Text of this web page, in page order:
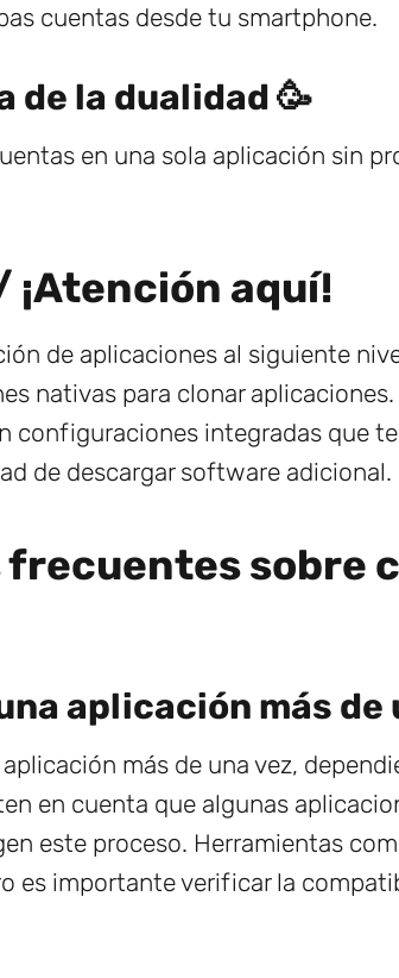
cuentas desde tu smartphone.
de la dualidad 🥳
en una sola aplicación sin
¡Atención aquí!
de aplicaciones al siguiente
nativas para clonar
configuraciones integradas que
de descargar software adicional.
frecuentes sobre
aplicación más de
más de una vez,
en cuenta que algunas
este proceso. Herramientas
es importante verificar la